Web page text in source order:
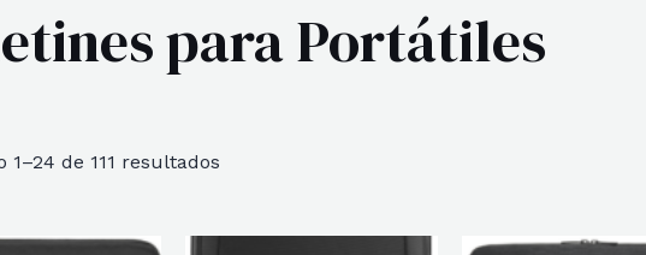
para Portátiles
1–24 de 111 resultados